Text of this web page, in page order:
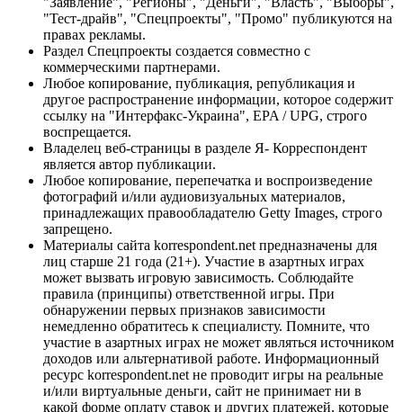
"Тест-драйв", "Спецпроекты", "Промо" публикуются на
правах рекламы.
Раздел Спецпроекты создается совместно с
коммерческими партнерами.
Любое копирование, публикация, републикация и
другое распространение информации, которое содержит
ссылку на "Интерфакс-Украина", EPA / UPG, строго
воспрещается.
Владелец веб-страницы в разделе Я- Корреспондент
является автор публикации.
Любое копирование, перепечатка и воспроизведение
фотографий и/или аудиовизуальных материалов,
принадлежащих правообладателю Getty Images, строго
запрещено.
Материалы сайта korrespondent.net предназначены для
лиц старше 21 года (21+). Участие в азартных играх
может вызвать игровую зависимость. Соблюдайте
правила (принципы) ответственной игры. При
обнаружении первых признаков зависимости
немедленно обратитесь к специалисту. Помните, что
участие в азартных играх не может являться источником
доходов или альтернативой работе. Информационный
ресурс korrespondent.net не проводит игры на реальные
и/или виртуальные деньги, сайт не принимает ни в
какой форме оплату ставок и других платежей, которые